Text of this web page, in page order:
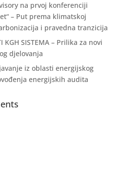
na prvoj konferenciji
– Put prema klimatskoj
i pravedna tranzicija
KGH SISTEMA – Prilika za novi
djelovanja
iz oblasti energijskog
energijskih audita